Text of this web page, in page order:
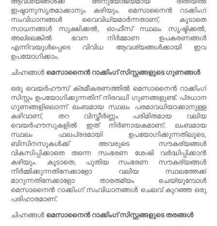
ഇഷ്ടാനുസൃതമാക്കാനും കഴിയും. മെസാനൈൻ റാക്കിംഗ്
സംവിധാനങ്ങൾ വൈവിധ്യമാർന്നതാണ്, കൂടാതെ
സാധനങ്ങൾ സൂക്ഷിക്കൽ, ഓഫീസ് സ്ഥലം സൃഷ്ടിക്കൽ,
അല്ലെങ്കിൽ ഭവന നിർമ്മാണ ഉപകരണങ്ങൾ
എന്നിവയുൾപ്പെടെ വിവിധ ആവശ്യങ്ങൾക്കായി ഇവ
ഉപയോഗിക്കാം.
ചിഹ്നങ്ങൾ മെസാനൈൻ റാക്കിംഗ് സിസ്റ്റങ്ങളുടെ ഗുണങ്ങൾ
ഒരു വെയർഹൗസ് ക്രമീകരണത്തിൽ മെസാനൈൻ റാക്കിംഗ്
സിസ്റ്റം ഉപയോഗിക്കുന്നതിന് നിരവധി ഗുണങ്ങളുണ്ട്. പ്രധാന
ഗുണങ്ങളിലൊന്ന് ലംബമായ സ്ഥലം പരമാവധിയാക്കാനുള്ള
കഴിവാണ്, തറ വിസ്തീർണ്ണം പരിമിതമായ വലിയ
വെയർഹൗസുകളിൽ ഇത് നിർണായകമാണ്. ലംബമായ
സ്ഥലം ഫലപ്രദമായി ഉപയോഗിക്കുന്നതിലൂടെ,
ബിസിനസുകൾക്ക് അവരുടെ സൗകര്യങ്ങൾ
വികസിപ്പിക്കാതെ തന്നെ സംഭരണ ശേഷി വർദ്ധിപ്പിക്കാൻ
കഴിയും. കൂടാതെ, പുതിയ സംഭരണ സൗകര്യങ്ങൾ
നിർമ്മിക്കുന്നതിനേക്കാളോ വലിയ സ്ഥലത്തേക്ക്
മാറുന്നതിനേക്കാളോ താരതമ്യം ചെയ്യുമ്പോൾ
മെസാനൈൻ റാക്കിംഗ് സംവിധാനങ്ങൾ ചെലവ് കുറഞ്ഞ ഒരു
പരിഹാരമാണ്.
ചിഹ്നങ്ങൾ മെസാനൈൻ റാക്കിംഗ് സിസ്റ്റങ്ങളുടെ തരങ്ങൾ